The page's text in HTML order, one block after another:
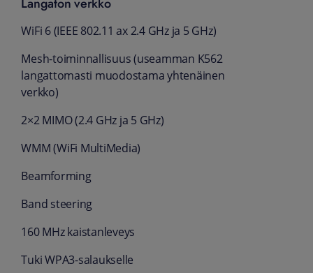
WiFi 6 (IEEE 802.11 ax 2.4 GHz ja 5 GHz)
Mesh-toiminnallisuus (useamman K562
langattomasti muodostama yhtenäinen
verkko)
2×2 MIMO (2.4 GHz ja 5 GHz)
WMM (WiFi MultiMedia)
Beamforming
Band steering
160 MHz kaistanleveys
Tuki WPA3-salaukselle